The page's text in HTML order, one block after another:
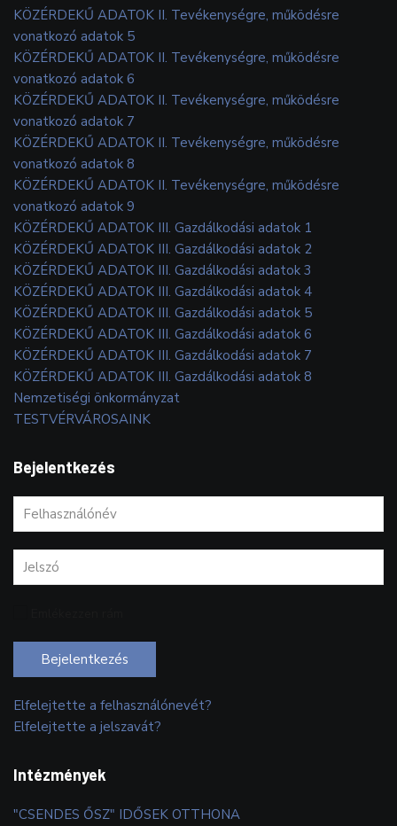
KÖZÉRDEKŰ ADATOK II. Tevékenységre, működésre
vonatkozó adatok 5
KÖZÉRDEKŰ ADATOK II. Tevékenységre, működésre
vonatkozó adatok 6
KÖZÉRDEKŰ ADATOK II. Tevékenységre, működésre
vonatkozó adatok 7
KÖZÉRDEKŰ ADATOK II. Tevékenységre, működésre
vonatkozó adatok 8
KÖZÉRDEKŰ ADATOK II. Tevékenységre, működésre
vonatkozó adatok 9
KÖZÉRDEKŰ ADATOK III. Gazdálkodási adatok 1
KÖZÉRDEKŰ ADATOK III. Gazdálkodási adatok 2
KÖZÉRDEKŰ ADATOK III. Gazdálkodási adatok 3
KÖZÉRDEKŰ ADATOK III. Gazdálkodási adatok 4
KÖZÉRDEKŰ ADATOK III. Gazdálkodási adatok 5
KÖZÉRDEKŰ ADATOK III. Gazdálkodási adatok 6
KÖZÉRDEKŰ ADATOK III. Gazdálkodási adatok 7
KÖZÉRDEKŰ ADATOK III. Gazdálkodási adatok 8
Nemzetiségi önkormányzat
TESTVÉRVÁROSAINK
Bejelentkezés
Bejelentkezés
Elfelejtette a felhasználónevét?
Elfelejtette a jelszavát?
Intézmények
"CSENDES ŐSZ" IDŐSEK OTTHONA